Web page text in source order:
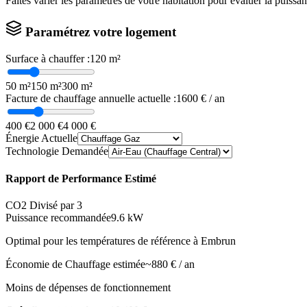
Paramétrez votre logement
Surface à chauffer :120 m²
50 m²150 m²300 m²
Facture de chauffage annuelle actuelle :1600 € / an
400 €2 000 €4 000 €
Énergie Actuelle
Technologie Demandée
Rapport de Performance Estimé
CO2 Divisé par 3
Puissance recommandée9.6 kW
Optimal pour les températures de référence à Embrun
Économie de Chauffage estimée~880 € / an
Moins de dépenses de fonctionnement